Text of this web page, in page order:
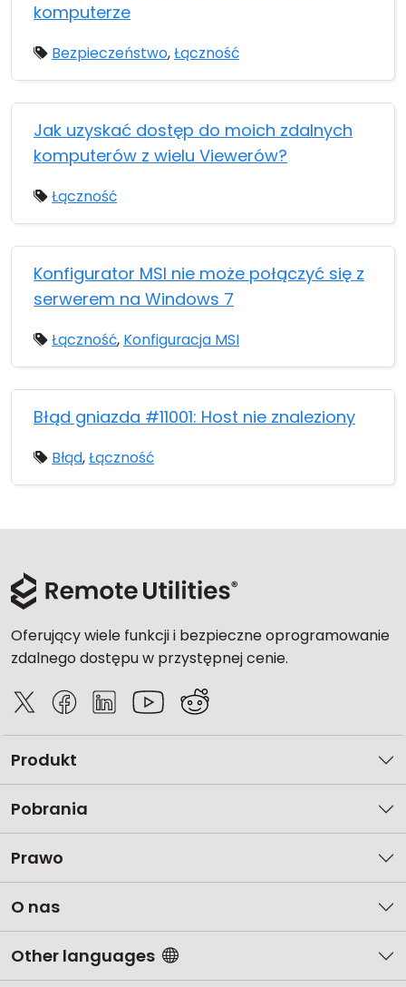
komputerze
Bezpieczeństwo,Łączność
Jak uzyskać dostęp do moich zdalnych
komputerów z wielu Viewerów?
Łączność
Konfigurator MSI nie może połączyć się z
serwerem na Windows 7
Łączność, Konfiguracja MSI
Błąd gniazda #11001: Host nie znaleziony
Błąd,Łączność
Oferujący wiele funkcji i bezpieczne oprogramowanie
zdalnego dostępu w przystępnej cenie.
Produkt
Pobrania
Prawo
O nas
Other languages